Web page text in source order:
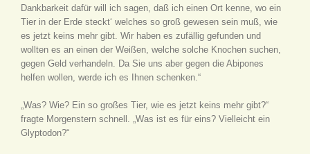
Dankbarkeit dafür will ich sagen, daß ich einen Ort kenne, wo ein
Tier in der Erde steckt‘ welches so groß gewesen sein muß, wie
es jetzt keins mehr gibt. Wir haben es zufällig gefunden und
wollten es an einen der Weißen, welche solche Knochen suchen,
gegen Geld verhandeln. Da Sie uns aber gegen die Abipones
helfen wollen, werde ich es Ihnen schenken.“
„Was? Wie? Ein so großes Tier, wie es jetzt keins mehr gibt?“
fragte Morgenstern schnell. „Was ist es für eins? Vielleicht ein
Glyptodon?“